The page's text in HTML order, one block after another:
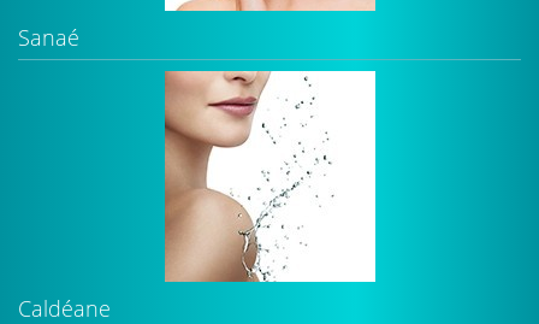
Sanaé
Caldéane